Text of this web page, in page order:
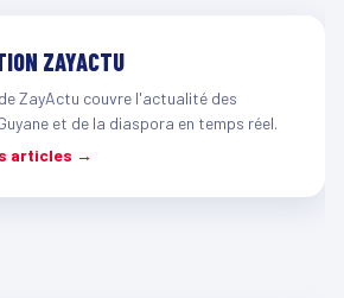
ZAYACTU
ZayActu couvre l'actualité des
et de la diaspora en temps réel.
articles →